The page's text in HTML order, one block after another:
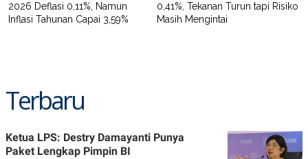
PEMBERITAAN
SIBER
POLICY
2026 Deflasi 0,11%, Namun
Inflasi Tahunan Capai 3,59%
0,41%, Tekanan Turun tapi Risiko
Masih Mengintai
Terbaru
Ketua LPS: Destry Damayanti Punya
Paket Lengkap Pimpin BI